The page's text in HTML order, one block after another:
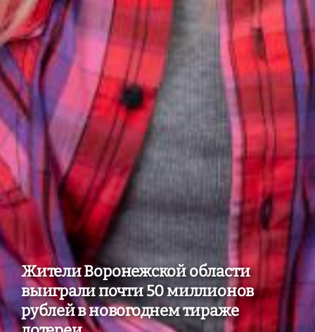
Жители Воронежской области
выиграли почти 50 миллионов
рублей в новогоднем тираже